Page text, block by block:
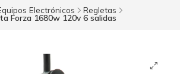
Electrónicos Regletas
Forza 1680w 120v 6 salidas